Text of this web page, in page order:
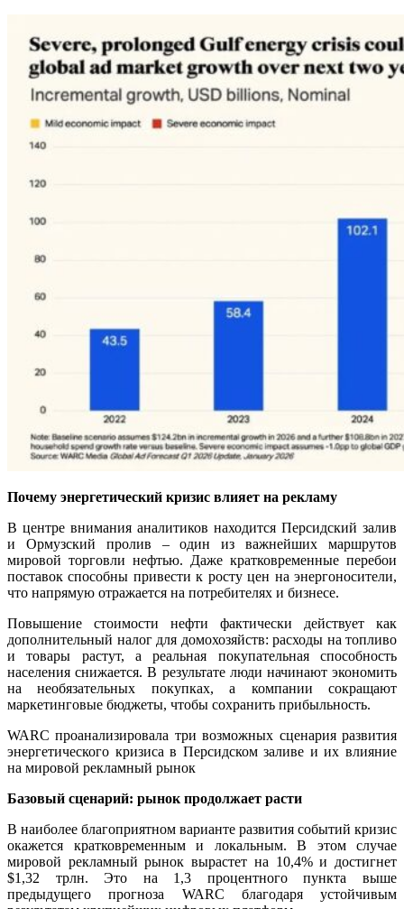
Почему энергетический кризис влияет на рекламу
В центре внимания аналитиков находится Персидский залив
и Ормузский пролив – один из важнейших маршрутов
мировой торговли нефтью. Даже кратковременные перебои
поставок способны привести к росту цен на энергоносители,
что напрямую отражается на потребителях и бизнесе.
Повышение стоимости нефти фактически действует как
дополнительный налог для домохозяйств: расходы на топливо
и товары растут, а реальная покупательная способность
населения снижается. В результате люди начинают экономить
на необязательных покупках, а компании сокращают
маркетинговые бюджеты, чтобы сохранить прибыльность.
WARC проанализировала три возможных сценария развития
энергетического кризиса в Персидском заливе и их влияние
на мировой рекламный рынок
Базовый сценарий: рынок продолжает расти
В наиболее благоприятном варианте развития событий кризис
окажется кратковременным и локальным. В этом случае
мировой рекламный рынок вырастет на 10,4% и достигнет
$1,32 трлн. Это на 1,3 процентного пункта выше
предыдущего прогноза WARC благодаря устойчивым